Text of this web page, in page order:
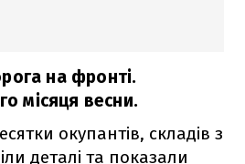
на фронті.
місяця весни.
окупантів, складів з
деталі та показали